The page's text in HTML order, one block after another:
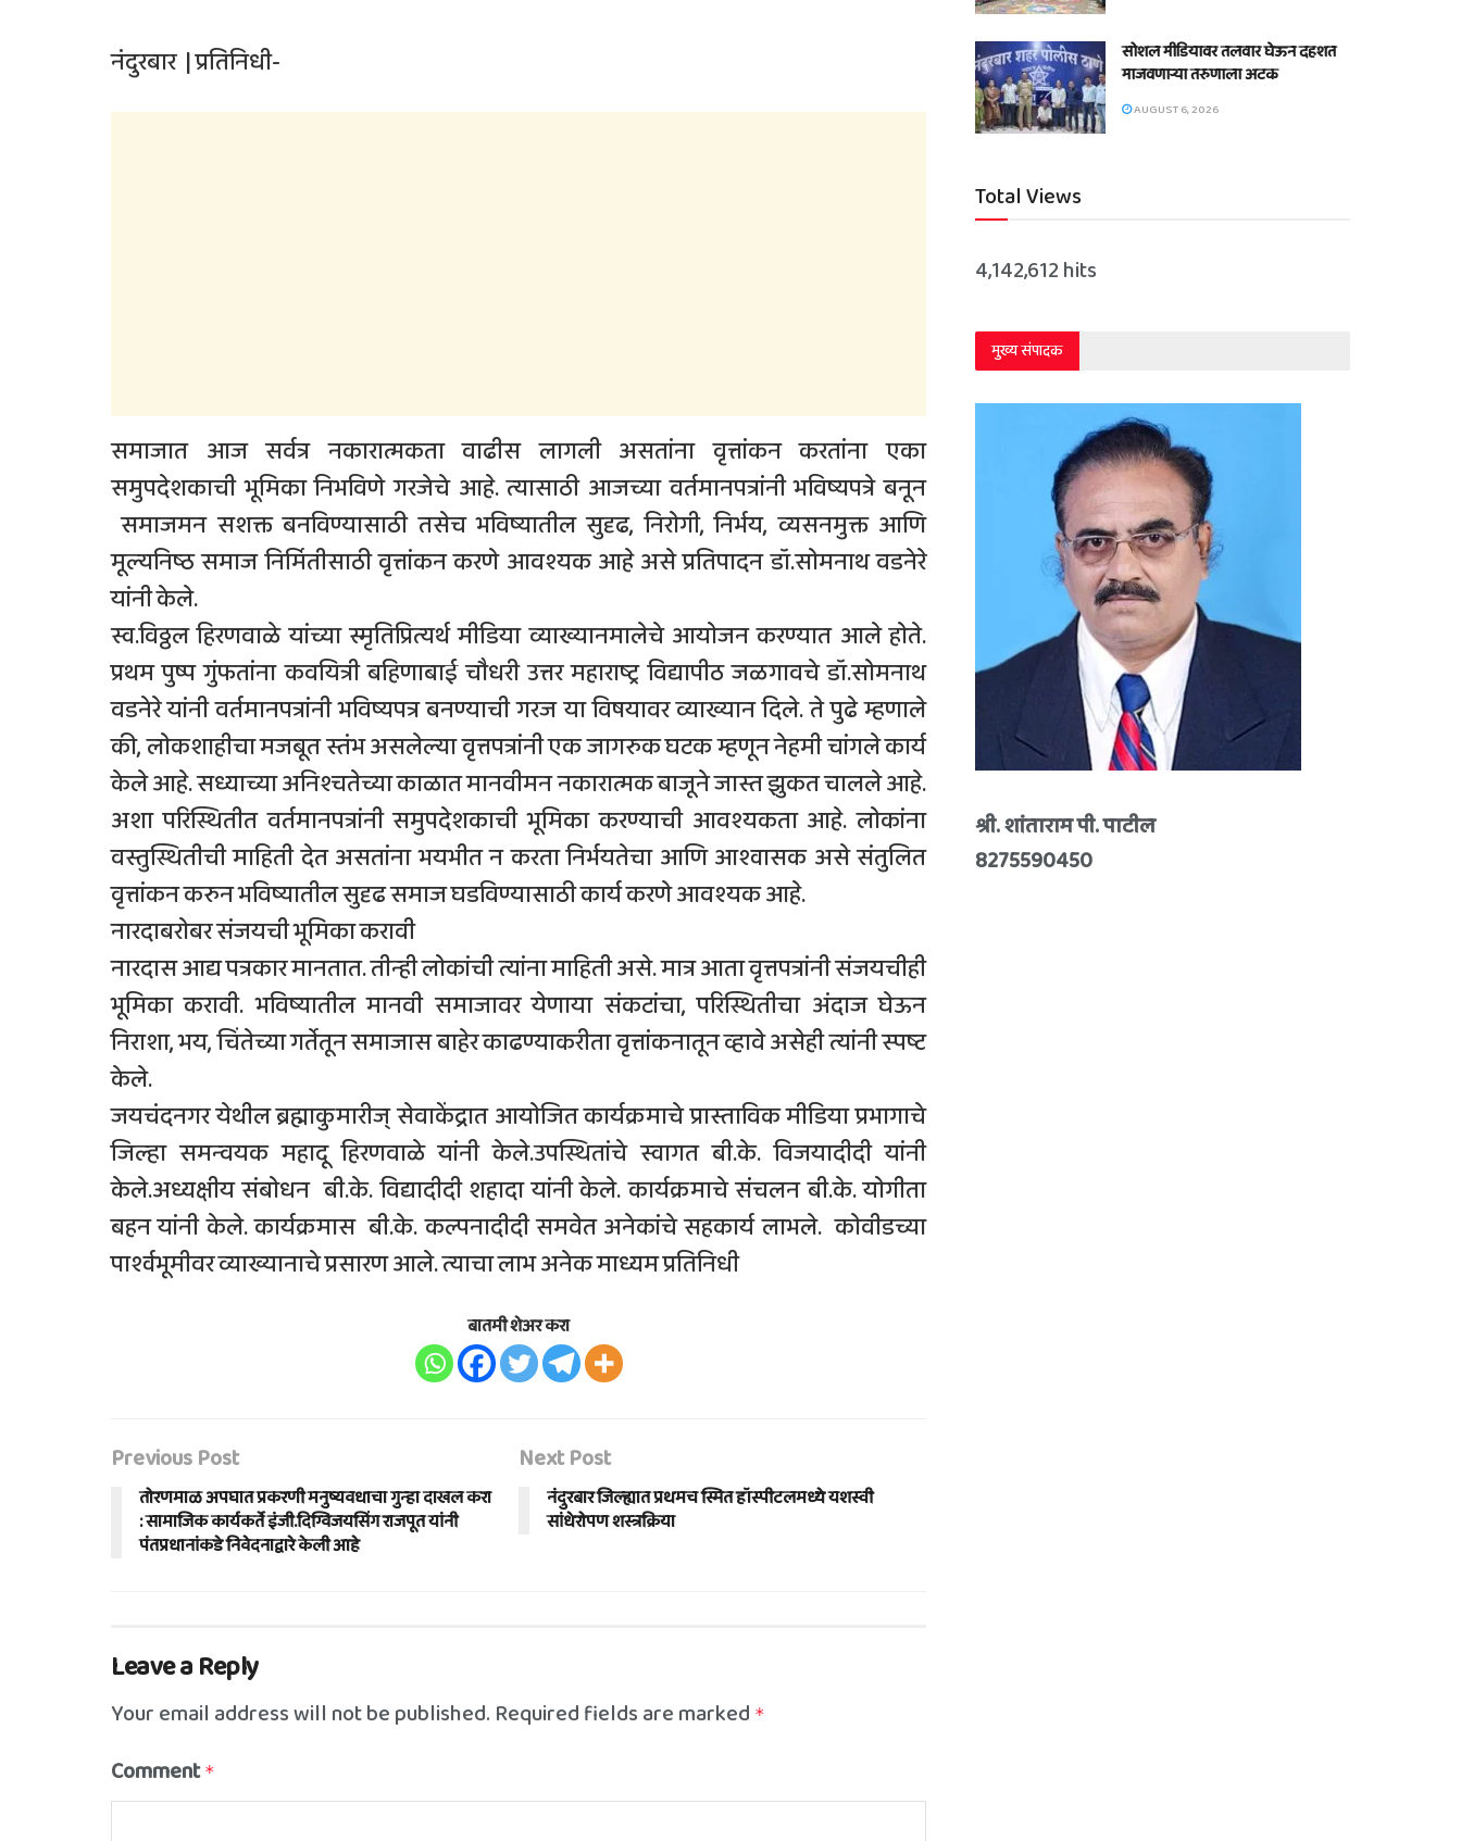
नंदुरबार | प्रतिनिधी-
समाजात आज सर्वत्र नकारात्मकता वाढीस लागली असतांना वृत्तांकन करतांना एका
समुपदेशकाची भूमिका निभविणे गरजेचे आहे. त्यासाठी आजच्या वर्तमानपत्रांनी भविष्यपत्रे बनून
समाजमन सशक्त बनविण्यासाठी तसेच भविष्यातील सुदृढ, निरोगी, निर्भय, व्यसनमुक्त आणि
मूल्यनिष्ठ समाज निर्मितीसाठी वृत्तांकन करणे आवश्यक आहे असे प्रतिपादन डॉ.सोमनाथ वडनेरे
यांनी केले.
स्व.विठ्ठल हिरणवाळे यांच्या स्मृतिप्रित्यर्थ मीडिया व्याख्यानमालेचे आयोजन करण्यात आले होते.
प्रथम पुष्प गुंफतांना कवयित्री बहिणाबाई चौधरी उत्तर महाराष्ट्र विद्यापीठ जळगावचे डॉ.सोमनाथ
वडनेरे यांनी वर्तमानपत्रांनी भविष्यपत्र बनण्याची गरज या विषयावर व्याख्यान दिले. ते पुढे म्हणाले
की, लोकशाहीचा मजबूत स्तंभ असलेल्या वृत्तपत्रांनी एक जागरुक घटक म्हणून नेहमी चांगले कार्य
केले आहे. सध्याच्या अनिश्चतेच्या काळात मानवीमन नकारात्मक बाजूने जास्त झुकत चालले आहे.
अशा परिस्थितीत वर्तमानपत्रांनी समुपदेशकाची भूमिका करण्याची आवश्यकता आहे. लोकांना
वस्तुस्थितीची माहिती देत असतांना भयभीत न करता निर्भयतेचा आणि आश्वासक असे संतुलित
वृत्तांकन करुन भविष्यातील सुदृढ समाज घडविण्यासाठी कार्य करणे आवश्यक आहे.
नारदाबरोबर संजयची भूमिका करावी
नारदास आद्य पत्रकार मानतात. तीन्ही लोकांची त्यांना माहिती असे. मात्र आता वृत्तपत्रांनी संजयचीही
भूमिका करावी. भविष्यातील मानवी समाजावर येणाया संकटांचा, परिस्थितीचा अंदाज घेऊन
निराशा, भय, चिंतेच्या गर्तेतून समाजास बाहेर काढण्याकरीता वृत्तांकनातून व्हावे असेही त्यांनी स्पष्ट
केले.
जयचंदनगर येथील ब्रह्माकुमारीज् सेवाकेंद्रात आयोजित कार्यक्रमाचे प्रास्ताविक मीडिया प्रभागाचे
जिल्हा समन्वयक महादू हिरणवाळे यांनी केले.उपस्थितांचे स्वागत बी.के. विजयादीदी यांनी
केले.अध्यक्षीय संबोधन बी.के. विद्यादीदी शहादा यांनी केले. कार्यक्रमाचे संचलन बी.के. योगीता
बहन यांनी केले. कार्यक्रमास बी.के. कल्पनादीदी समवेत अनेकांचे सहकार्य लाभले. कोवीडच्या
पार्श्वभूमीवर व्याख्यानाचे प्रसारण आले. त्याचा लाभ अनेक माध्यम प्रतिनिधी
बातमी शेअर करा
Previous Post
तोरणमाळ अपघात प्रकरणी मनुष्यवधाचा गुन्हा दाखल करा
: सामाजिक कार्यकर्ते इंजी.दिग्विजयसिंग राजपूत यांनी
पंतप्रधानांकडे निवेदनाद्वारे केली आहे
Next Post
नंदुरबार जिल्ह्यात प्रथमच स्मित हॉस्पीटलमध्ये यशस्वी
सांधेरोपण शस्त्रक्रिया
Leave a Reply
Your email address will not be published. Required fields are marked *
Comment *
सोशल मीडियावर तलवार घेऊन दहशत
माजवणाऱ्या तरुणाला अटक
AUGUST 6, 2026
Total Views
4,142,612 hits
मुख्य संपादक
श्री. शांताराम पी. पाटील
8275590450